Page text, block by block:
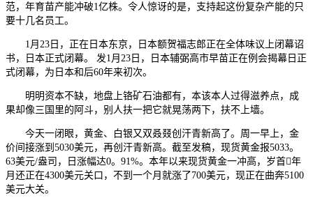
范，年育苗产能冲破1亿株。令人惊讶的是，支持起这份复杂产能的只
要十几名员工。
1月23日，正在日本东京，日本额贺福志郎正在全体味议上闭幕诏
书，日本正式闭幕。 发1月23日，日本辅弼高市早苗正在例会揭幕日正
式闭幕，为日本和后60年来初次。
明明资本不缺，地盘上铬矿石油都有，本该本人过得滋养点，成
果却像三国里的阿斗，别人扶一把它就晃荡两下，扶不上墙。
今天一闭眼，黄金、白银又双叒叕创汗青新高了。周一早上，金
价间接涨到5030美元，再创汗青新高。截至发稿，现货黄金报5033。
63美元/盎司，日涨幅达0。91%。本年以来现货黄金一冲高，岁首年
月还正在4300美元关口，不到一个月就涨了700美元，现正在曲奔5100
美元大关。